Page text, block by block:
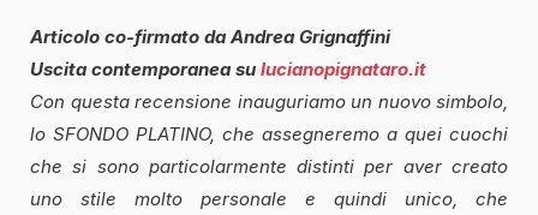
Articolo co-firmato da Andrea Grignaffini
Uscita contemporanea su lucianopignataro.it
Con questa recensione inauguriamo un nuovo simbolo,
lo SFONDO PLATINO, che assegneremo a quei cuochi
che si sono particolarmente distinti per aver creato
uno stile molto personale e quindi unico, che